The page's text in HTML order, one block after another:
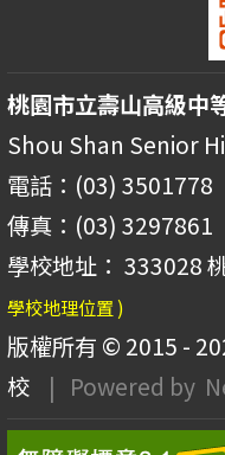
桃園市立壽山高級中
Shou Shan Senior
電話：(03) 3501778
傳真：(03) 3297861
學校地址： 333028
學校地理位置 )
版權所有 © 2015 -
校
| Powered by